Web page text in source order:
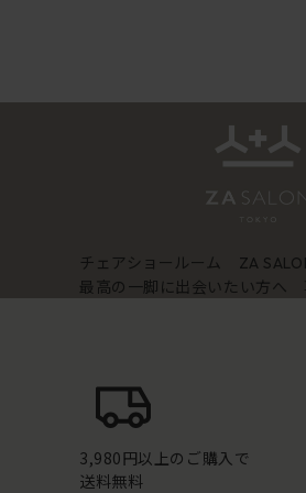
チェアショールーム ZA
最高の一脚に出会いたい方へ
3,980円以上のご購入で
送料無料